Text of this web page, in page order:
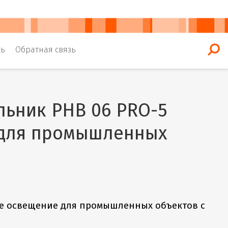
Обратная связь
PHB 06 PRO-5
промышленных
освещение для промышленных объектов с